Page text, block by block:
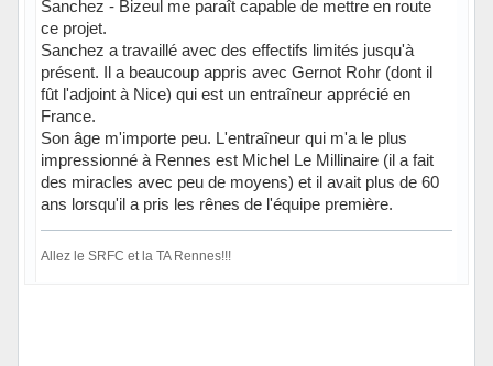
Sanchez - Bizeul me paraît capable de mettre en route
ce projet.
Sanchez a travaillé avec des effectifs limités jusqu'à
présent. Il a beaucoup appris avec Gernot Rohr (dont il
fût l'adjoint à Nice) qui est un entraîneur apprécié en
France.
Son âge m'importe peu. L'entraîneur qui m'a le plus
impressionné à Rennes est Michel Le Millinaire (il a fait
des miracles avec peu de moyens) et il avait plus de 60
ans lorsqu'il a pris les rênes de l'équipe première.
Allez le SRFC et la TA Rennes!!!